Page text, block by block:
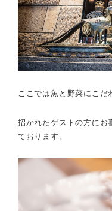
ここでは魚と野菜にこだ
招かれたゲストの方にお
ております。